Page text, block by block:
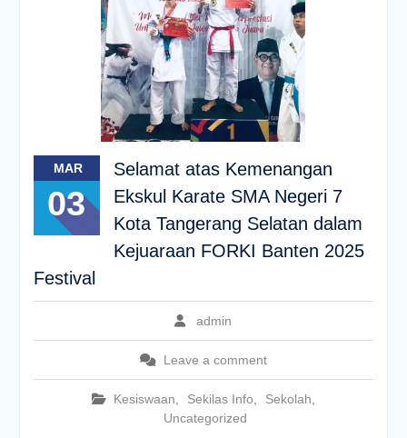
MAR
03
Selamat atas Kemenangan
Ekskul Karate SMA Negeri 7
Kota Tangerang Selatan dalam
Kejuaraan FORKI Banten 2025
Festival
admin
Leave a comment
Kesiswaan Sekilas Info Sekolah
Uncategorized